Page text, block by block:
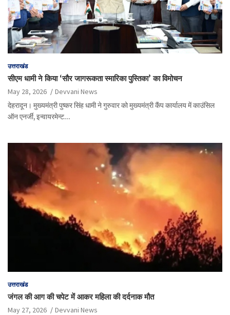
उत्तराखंड
सीएम धामी ने किया ‘सौर जागरूकता स्मारिका पुस्तिका’ का विमोचन
May 28, 2026
Devvani News
देहरादून। मुख्यमंत्री पुष्कर सिंह धामी ने गुरुवार को मुख्यमंत्री कैंप कार्यालय में काउंसिल
ऑन एनर्जी, इन्वायरमेन्ट…
उत्तराखंड
जंगल की आग की चपेट में आकर महिला की दर्दनाक मौत
May 27, 2026
Devvani News